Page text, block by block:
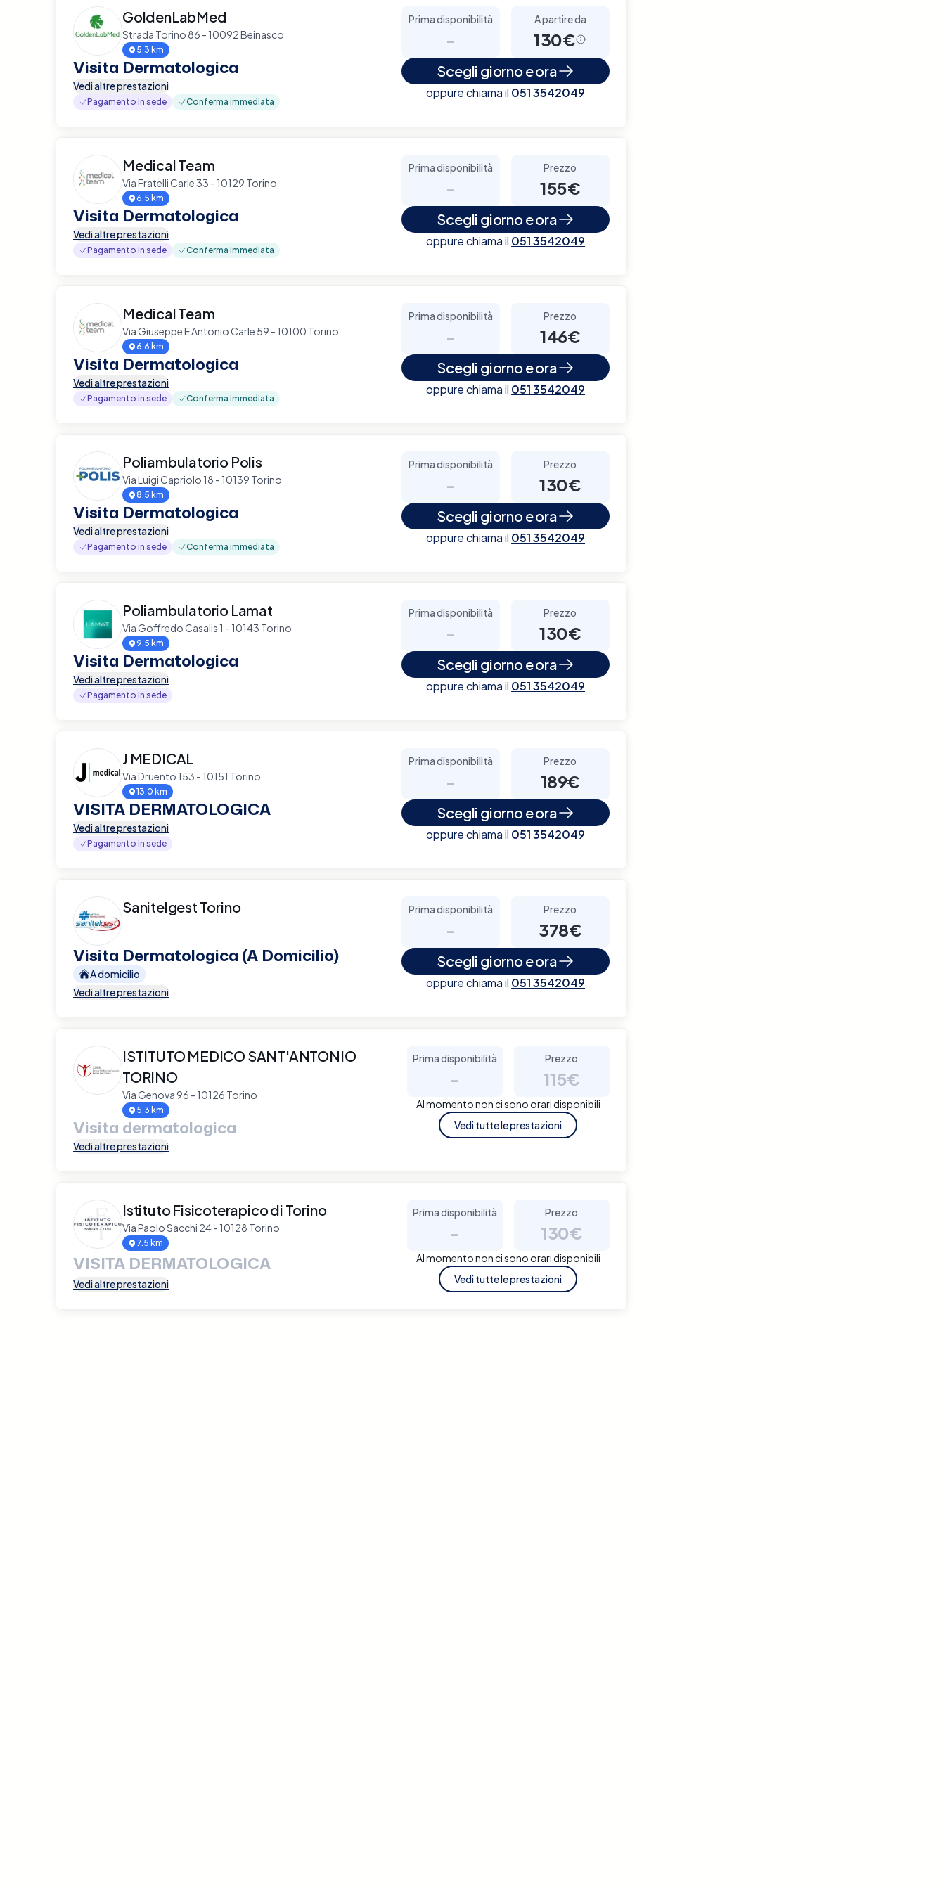
GoldenLabMed
Strada Torino 86 - 10092 Beinasco
5.3 km
Visita Dermatologica
Vedi altre prestazioni
Pagamento in sede Conferma immediata
Prima disponibilità
-
A partire da
130€
Scegli giorno e ora
oppure chiama il 051 3542049
Medical Team
Via Fratelli Carle 33 - 10129 Torino
6.5 km
Visita Dermatologica
Vedi altre prestazioni
Pagamento in sede Conferma immediata
Prima disponibilità
-
Prezzo
155€
Scegli giorno e ora
oppure chiama il 051 3542049
Medical Team
Via Giuseppe E Antonio Carle 59 - 10100 Torino
6.6 km
Visita Dermatologica
Vedi altre prestazioni
Pagamento in sede Conferma immediata
Prima disponibilità
-
Prezzo
146€
Scegli giorno e ora
oppure chiama il 051 3542049
Poliambulatorio Polis
Via Luigi Capriolo 18 - 10139 Torino
8.5 km
Visita Dermatologica
Vedi altre prestazioni
Pagamento in sede Conferma immediata
Prima disponibilità
-
Prezzo
130€
Scegli giorno e ora
oppure chiama il 051 3542049
Poliambulatorio Lamat
Via Goffredo Casalis 1 - 10143 Torino
9.5 km
Visita Dermatologica
Vedi altre prestazioni
Pagamento in sede
Prima disponibilità
-
Prezzo
130€
Scegli giorno e ora
oppure chiama il 051 3542049
J MEDICAL
Via Druento 153 - 10151 Torino
13.0 km
VISITA DERMATOLOGICA
Vedi altre prestazioni
Pagamento in sede
Prima disponibilità
-
Prezzo
189€
Scegli giorno e ora
oppure chiama il 051 3542049
Sanitelgest Torino
Visita Dermatologica (A Domicilio)
A domicilio
Vedi altre prestazioni
Prima disponibilità
-
Prezzo
378€
Scegli giorno e ora
oppure chiama il 051 3542049
ISTITUTO MEDICO SANT'ANTONIO
TORINO
Via Genova 96 - 10126 Torino
5.3 km
Visita dermatologica
Vedi altre prestazioni
Prima disponibilità
-
Prezzo
115€
Al momento non ci sono orari disponibili
Vedi tutte le prestazioni
Istituto Fisicoterapico di Torino
Via Paolo Sacchi 24 - 10128 Torino
7.5 km
VISITA DERMATOLOGICA
Vedi altre prestazioni
Prima disponibilità
-
Prezzo
130€
Al momento non ci sono orari disponibili
Vedi tutte le prestazioni